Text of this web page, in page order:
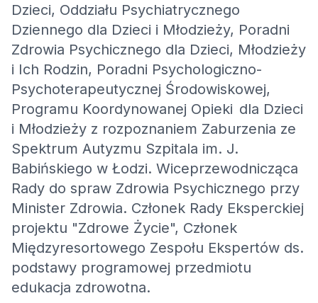
Dzieci, Oddziału Psychiatrycznego
Dziennego dla Dzieci i Młodzieży, Poradni
Zdrowia Psychicznego dla Dzieci, Młodzieży
i Ich Rodzin, Poradni Psychologiczno-
Psychoterapeutycznej Środowiskowej,
Programu Koordynowanej Opieki dla Dzieci
i Młodzieży z rozpoznaniem Zaburzenia ze
Spektrum Autyzmu Szpitala im. J.
Babińskiego w Łodzi. Wiceprzewodnicząca
Rady do spraw Zdrowia Psychicznego przy
Minister Zdrowia. Członek Rady Eksperckiej
projektu "Zdrowe Życie", Członek
Międzyresortowego Zespołu Ekspertów ds.
podstawy programowej przedmiotu
edukacja zdrowotna.